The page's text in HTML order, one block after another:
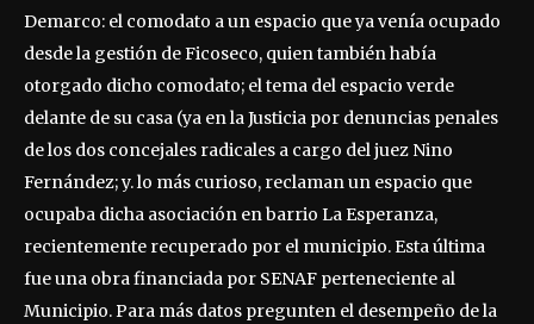
Demarco: el comodato a un espacio que ya venía ocupado
desde la gestión de Ficoseco, quien también había
otorgado dicho comodato; el tema del espacio verde
delante de su casa (ya en la Justicia por denuncias penales
de los dos concejales radicales a cargo del juez Nino
Fernández; y. lo más curioso, reclaman un espacio que
ocupaba dicha asociación en barrio La Esperanza,
recientemente recuperado por el municipio. Esta última
fue una obra financiada por SENAF perteneciente al
Municipio. Para más datos pregunten el desempeño de la